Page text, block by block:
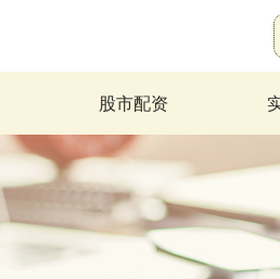
股市配资